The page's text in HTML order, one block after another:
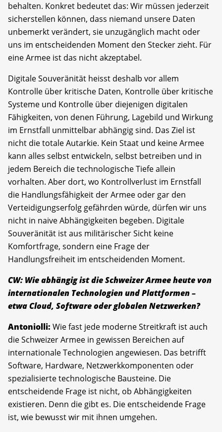
behalten. Konkret bedeutet das: Wir müssen jederzeit
sicherstellen können, dass niemand unsere Daten
unbemerkt verändert, sie unzugänglich macht oder
uns im entscheidenden Moment den Stecker zieht. Für
eine Armee ist das nicht akzeptabel.
Digitale Souveränität heisst deshalb vor allem
Kontrolle über kritische Daten, Kontrolle über kritische
Systeme und Kontrolle über diejenigen digitalen
Fähigkeiten, von denen Führung, Lagebild und Wirkung
im Ernstfall unmittelbar abhängig sind. Das Ziel ist
nicht die totale Autarkie. Kein Staat und keine Armee
kann alles selbst entwickeln, selbst betreiben und in
jedem Bereich die technologische Tiefe allein
vorhalten. Aber dort, wo Kontrollverlust im Ernstfall
die Handlungsfähigkeit der Armee oder gar den
Verteidigungserfolg gefährden würde, dürfen wir uns
nicht in naive Abhängigkeiten begeben. Digitale
Souveränität ist aus militärischer Sicht keine
Komfortfrage, sondern eine Frage der
Handlungsfreiheit im entscheidenden Moment.
CW: Wie abhängig ist die Schweizer Armee heute von
internationalen Technologien und Plattformen –
etwa Cloud, Software oder globalen Netzwerken?
Antoniolli: Wie fast jede moderne Streitkraft ist auch
die Schweizer Armee in gewissen Bereichen auf
internationale Technologien angewiesen. Das betrifft
Software, Hardware, Netzwerkkomponenten oder
spezialisierte technologische Bausteine. Die
entscheidende Frage ist nicht, ob Abhängigkeiten
existieren. Denn die gibt es. Die entscheidende Frage
ist, wie bewusst wir mit ihnen umgehen.